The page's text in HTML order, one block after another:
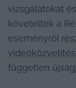
vizsgálatokat
követelték a
eseményről
független